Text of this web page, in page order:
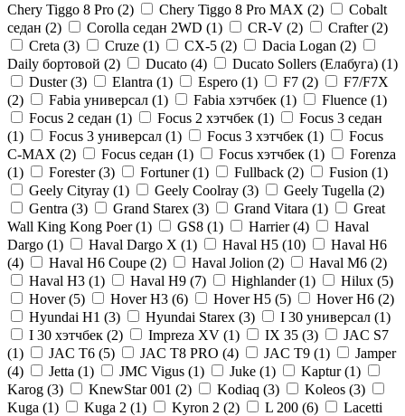
Chery Tiggo 8 Pro (2) Chery Tiggo 8 Pro MAX (2)
Cobalt
седан (2) Corolla седан 2WD (1) CR-V (2) Crafter (2)
Creta (3) Cruze (1) CX-5 (2) Dacia Logan (2)
Daily бортовой (2) Ducato (4) Ducato Sollers (Елабуга) (1)
Duster (3) Elantra (1) Espero (1) F7 (2)
F7/F7X
(2) Fabia универсал (1) Fabia хэтчбек (1) Fluence (1)
Focus 2 седан (1) Focus 2 хэтчбек (1)
Focus 3 седан
(1) Focus 3 универсал (1) Focus 3 хэтчбек (1)
Focus
C-MAX (2) Focus седан (1) Focus хэтчбек (1)
Forenza
(1) Forester (3) Fortuner (1) Fullback (2) Fusion (1)
Geely Cityray (1) Geely Coolray (3) Geely Tugella (2)
Gentra (3) Grand Starex (3) Grand Vitara (1)
Great
Wall King Kong Poer (1) GS8 (1) Harrier (4)
Haval
Dargo (1) Haval Dargo Х (1) Haval H5 (10)
Haval H6
(4) Haval H6 Coupe (2) Haval Jolion (2) Haval M6 (2)
Haval Н3 (1) Haval Н9 (7) Highlander (1) Hilux (5)
Hover (5) Hover H3 (6) Hover H5 (5) Hover H6 (2)
Hyundai H1 (3) Hyundai Starex (3) I 30 универсал (1)
I 30 хэтчбек (2) Impreza XV (1) IX 35 (3)
JAC S7
(1) JAC T6 (5) JAC T8 PRO (4) JAC T9 (1)
Jamper
(4) Jetta (1) JMC Vigus (1) Juke (1) Kaptur (1)
Karog (3) KnewStar 001 (2) Kodiaq (3) Koleos (3)
Kuga (1) Kuga 2 (1) Kyron 2 (2) L 200 (6)
Lacetti